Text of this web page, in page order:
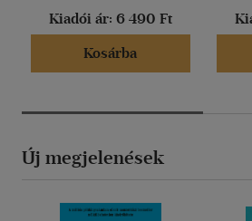
Kiadói ár: 6 490 Ft
Kosárba
Új megjelenések